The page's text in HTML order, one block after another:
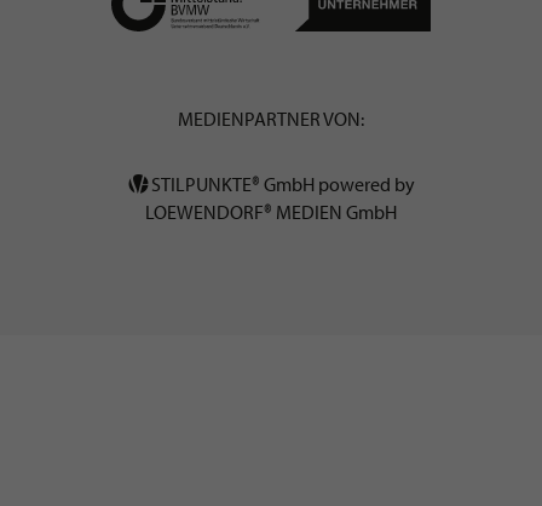
MEDIENPARTNER VON:
STILPUNKTE® GmbH powered by
LOEWENDORF® MEDIEN GmbH